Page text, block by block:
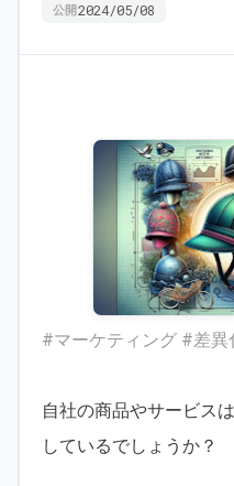
公開2024/05/08
#マーケティング #差異
自社の商品やサービス
しているでしょうか？